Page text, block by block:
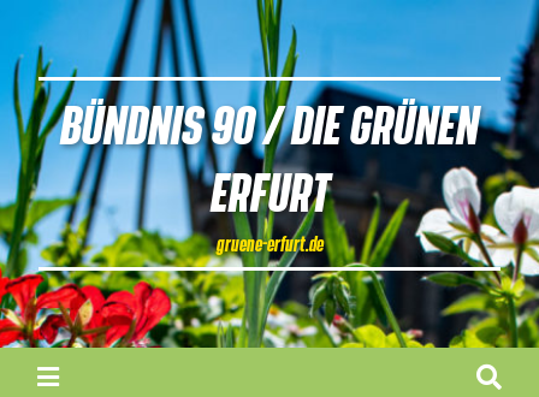
BÜNDNIS 90 / DIE GRÜNEN
ERFURT
gruene-erfurt.de